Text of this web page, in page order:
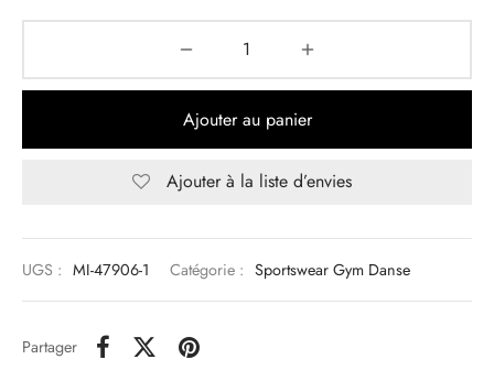
Ajouter au panier
Ajouter à la liste d’envies
UGS : MI-47906-1 Catégorie : Sportswear Gym Danse
Partager